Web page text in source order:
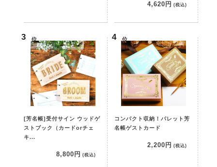
4,620円 (税込)
位
[芳名帳]受付サイン ウッドゲ
ストブック（カードorチェ
キ...
8,800円 (税込)
位
コンパクト収納！パレット芳
名帳ゲストカード
2,200円 (税込)